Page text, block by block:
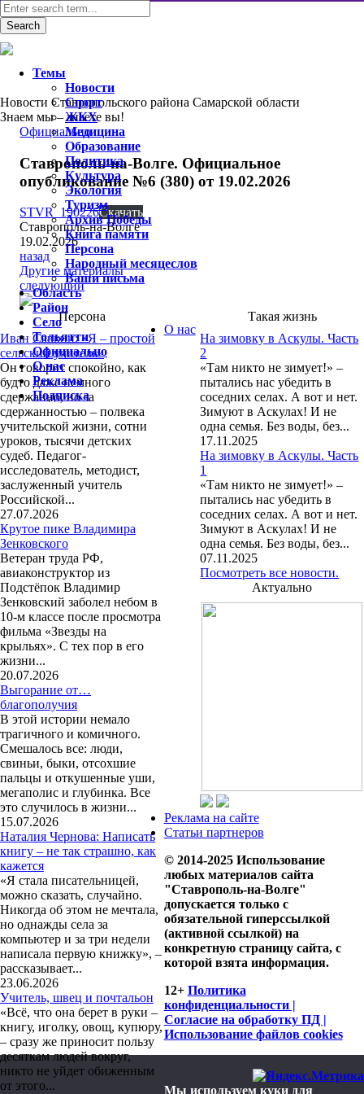
Новости Ставропольского района Самарской области
Знаем мы – знаете вы!
Официально
Ставрополь-на-Волге. Официальное
опубликование №6 (380) от 19.02.2026
STVR_190226Скачать
Ставрополь-на-Волге
19.02.2026
назад
Другие материалы
следующий
Персона
Иван Савкин: «Я – простой
сельский учитель»
Он говорит спокойно, как
будто даже немного
сдержанно, но за
сдержанностью – полвека
учительской жизни, сотни
уроков, тысячи детских
судеб. Педагог-
исследователь, методист,
заслуженный учитель
Российской...
27.07.2026
Крутое пике Владимира
Зенковского
Ветеран труда РФ,
авиаконструктор из
Подстёпок Владимир
Зенковский заболел небом в
10-м классе после просмотра
фильма «Звезды на
крыльях». С тех пор в его
жизни...
20.07.2026
Выгорание от…
благополучия
В этой истории немало
трагичного и комичного.
Смешалось все: люди,
свиньи, быки, отсохшие
пальцы и откушенные уши,
мегаполис и глубинка. Все
это случилось в жизни...
15.07.2026
Наталия Чернова: Написать
книгу – не так страшно, как
кажется
«Я стала писательницей,
можно сказать, случайно.
Никогда об этом не мечтала,
но однажды села за
компьютер и за три недели
написала первую книжку», –
рассказывает...
23.06.2026
Учитель, швец и почтальон
«Всё, что она берет в руки –
книгу, иголку, овощ, купюру,
– сразу же приносит пользу
десяткам людей вокруг,
никто не уйдет обиженным
от этого...
Такая жизнь
На зимовку в Аскулы. Часть
2
«Там никто не зимует!» –
пытались нас убедить в
соседних селах. А вот и нет.
Зимуют в Аскулах! И не
одна семья. Без воды, без...
17.11.2025
На зимовку в Аскулы. Часть
1
«Там никто не зимует!» –
пытались нас убедить в
соседних селах. А вот и нет.
Зимуют в Аскулах! И не
одна семья. Без воды, без...
07.11.2025
Посмотреть все новости.
Актуально
О нас
Реклама на сайте
Статьи партнеров
© 2014-2025 Использование
любых материалов сайта
"Ставрополь-на-Волге"
допускается только с
обязательной гиперссылкой
(активной ссылкой) на
конкретную страницу сайта, с
которой взята информация.
12+ Политика
конфиденциальности |
Согласие на обработку ПД |
Использование файлов cookies
Темы
Новости
Спорт
ЖКХ
Медицина
Образование
Политика
Культура
Экология
Туризм
Архив Победы
Книга памяти
Персона
Народный месяцеслов
Ваши письма
Область
Район
Село
Тольятти
Официально
О нас
Реклама
Подписка
Мы используем куки для